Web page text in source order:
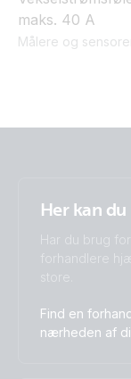
maks. 40 A
Målere og
Her kan
Har du brug
forhandlere
store.
Find en
nærheden af